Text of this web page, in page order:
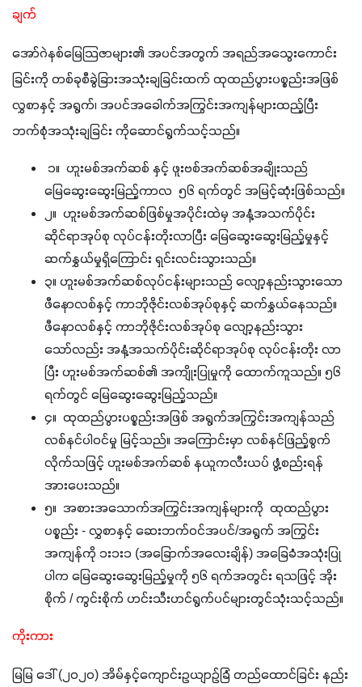
ချက်
အော်ဂဲနစ်မြေသြဇာများ၏ အပင်အတွက် အရည်အသွေးကောင်း
ခြင်းကို တစ်ခုစီခွဲခြားအသုံးချခြင်းထက် ထုထည်ပွားပစ္စည်းအဖြစ်
လွှစာနှင့် အရွက်၊ အပင်အခေါက်အကြွင်းအကျန်များထည့်ပြီး
ဘက်စုံအသုံးချခြင်း ကိုဆောင်ရွက်သင့်သည်။
၁။ ဟူးမစ်အက်ဆစ် နှင့် ဖူးဗစ်အက်ဆစ်အချိုးသည်
မြေဆွေးဆွေးမြည့်ကာလ ၅၆ ရက်တွင် အမြင့်ဆုံးဖြစ်သည်။
၂။ ဟူးမစ်အက်ဆစ်ဖြစ်မှုအပိုင်းထဲမှ အနံ့အသက်ပိုင်း
ဆိုင်ရာအုပ်စု လုပ်ငန်းတိုးလာပြီး မြေဆွေးဆွေးမြည့်မှုနှင့်
ဆက်နွှယ်မှုရှိကြောင်း ရှင်းလင်းသွားသည်။
၃။ ဟူးမစ်အက်ဆစ်လုပ်ငန်းများသည် လျော့နည်းသွားသော
ဖီနောလစ်နှင့် ကာဘိုဇိုင်းလစ်အုပ်စုနှင့် ဆက်နွှယ်နေသည်။
ဖီနောလစ်နှင့် ကာဘိုဇိုင်းလစ်အုပ်စု လျော့နည်းသွား
သော်လည်း အနံ့အသက်ပိုင်းဆိုင်ရာအုပ်စု လုပ်ငန်းတိုး လာ
ပြီး ဟူးမစ်အက်ဆစ်၏ အကျိုးပြုမှုကို ထောက်ကူသည်။ ၅၆
ရက်တွင် မြေဆွေးဆွေးမြည့်သည်။
၄။ ထုထည်ပွားပစ္စည်းအဖြစ် အရွက်အကြွင်းအကျန်သည်
လစ်နင်ပါဝင်မှု မြင့်သည်။ အကြောင်းမှာ လစ်နင်ဖြည့်စွက်
လိုက်သဖြင့် ဟူးမစ်အက်ဆစ် နယူကလီးယပ် ဖွံ့စည်းရန်
အားပေးသည်။
၅။ အစားအသောက်အကြွင်းအကျန်များကို ထုထည်ပွား
ပစ္စည်း - လွှစာနှင့် ဆေးဘက်ဝင်အပင်/အရွက် အကြွင်း
အကျန်ကို ၁း၁း၁ (အခြောက်အလေးချိန်) အခြေခံအသုံးပြု
ပါက မြေဆွေးဆွေးမြည့်မှုကို ၅၆ ရက်အတွင်း ရသဖြင့် အိုး
စိုက် / ကွင်းစိုက် ဟင်းသီးဟင်ရွက်ပင်များတွင်သုံးသင့်သည်။
ကိုးကား
မြမြ ဒေါ် (၂ဝ၂ဝ) အိမ်နှင့်ကျောင်းဥယျာဥ်ခြံ တည်ထောင်ခြင်း နည်း